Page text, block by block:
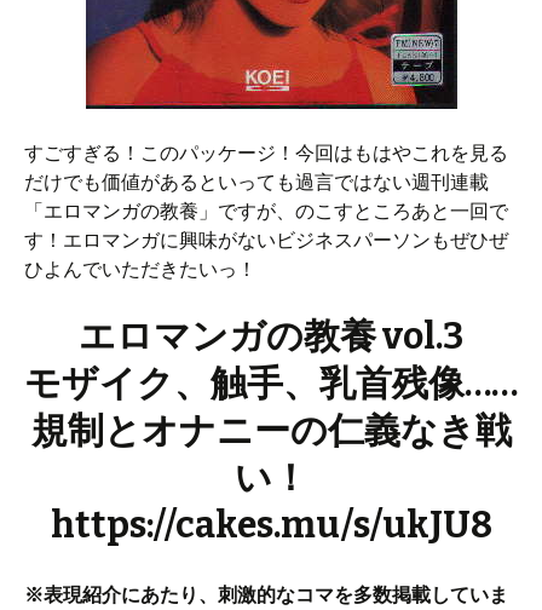
すごすぎる！このパッケージ！今回はもはやこれを見る
だけでも価値があるといっても過言ではない週刊連載
「エロマンガの教養」ですが、のこすところあと一回で
す！エロマンガに興味がないビジネスパーソンもぜひぜ
ひよんでいただきたいっ！
エロマンガの教養 vol.3
モザイク、触手、乳首残像……
規制とオナニーの仁義なき戦
い！
https://cakes.mu/s/ukJU8
※表現紹介にあたり、刺激的なコマを多数掲載していま